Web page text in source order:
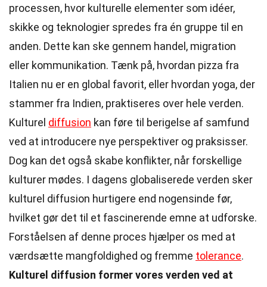
processen, hvor kulturelle elementer som idéer,
skikke og teknologier spredes fra én gruppe til en
anden. Dette kan ske gennem handel, migration
eller kommunikation. Tænk på, hvordan pizza fra
Italien nu er en global favorit, eller hvordan yoga, der
stammer fra Indien, praktiseres over hele verden.
Kulturel diffusion kan føre til berigelse af samfund
ved at introducere nye perspektiver og praksisser.
Dog kan det også skabe konflikter, når forskellige
kulturer mødes. I dagens globaliserede verden sker
kulturel diffusion hurtigere end nogensinde før,
hvilket gør det til et fascinerende emne at udforske.
Forståelsen af denne proces hjælper os med at
værdsætte mangfoldighed og fremme tolerance.
Kulturel diffusion former vores verden ved at